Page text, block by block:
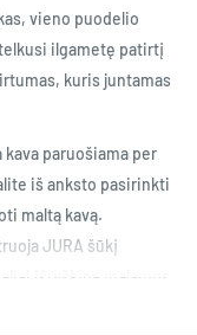
vieno puodelio
ilgametę patirtį
kuris juntamas
paruošiama per
iš anksto pasirinkti
maltą kavą.
JURA šūkį
išryškina malamos